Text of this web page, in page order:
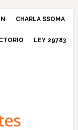
CHARLA SSOMA
LEY 29783